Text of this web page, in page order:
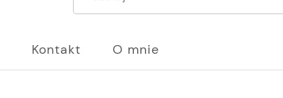
Kontakt O mnie